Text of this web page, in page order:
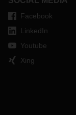
Facebook
LinkedIn
Youtube
Xing